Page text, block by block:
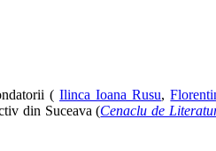
(Ilinca Ioana Rusu,
din Suceava (Cenaclu de